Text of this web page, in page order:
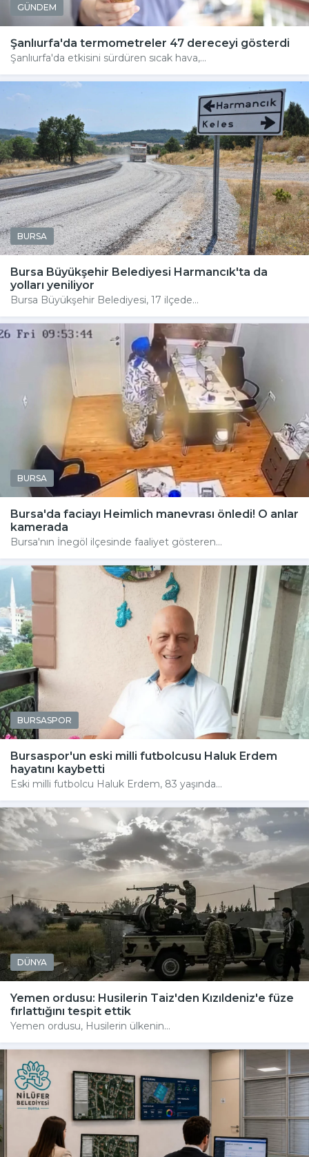
GÜNDEM
Şanlıurfa'da termometreler 47 dereceyi gösterdi
Şanlıurfa'da etkisini sürdüren sıcak hava,...
BURSA
Bursa Büyükşehir Belediyesi Harmancık'ta da
yolları yeniliyor
Bursa Büyükşehir Belediyesi, 17 ilçede...
BURSA
Bursa'da faciayı Heimlich manevrası önledi! O anlar
kamerada
Bursa'nın İnegöl ilçesinde faaliyet gösteren...
BURSASPOR
Bursaspor'un eski milli futbolcusu Haluk Erdem
hayatını kaybetti
Eski milli futbolcu Haluk Erdem, 83 yaşında...
DÜNYA
Yemen ordusu: Husilerin Taiz'den Kızıldeniz'e füze
fırlattığını tespit ettik
Yemen ordusu, Husilerin ülkenin...